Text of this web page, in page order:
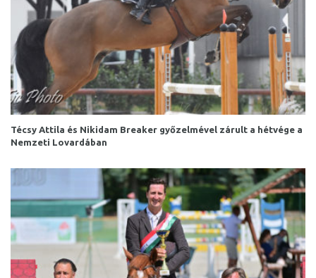
Técsy Attila és Nikidam Breaker győzelmével zárult a hétvége a
Nemzeti Lovardában